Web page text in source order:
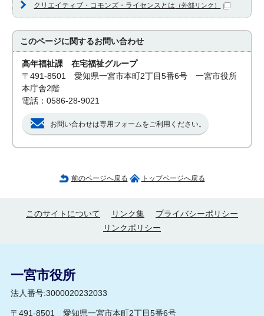
クリエイティブ・コモンズ・ライセンスとは （外部リンク）
このページに関するお問い合わせ
高年福祉課 在宅福祉グループ
〒491-8501 愛知県一宮市本町2丁目5番6号 一宮市役所
本庁舎2階
電話：0586-28-9021
お問い合わせは専用フォームをご利用ください。
前のページへ戻る トップページへ戻る
このサイトについて リンク集
プライバシーポリシー
リンクポリシー
一宮市役所
法人番号:3000020232033
〒491-8501 愛知県一宮市本町2丁目5番6号